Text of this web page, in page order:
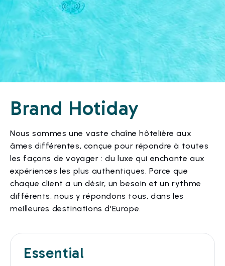
Brand Hotiday
Nous sommes une vaste chaîne hôtelière aux
âmes différentes, conçue pour répondre à toutes
les façons de voyager : du luxe qui enchante aux
expériences les plus authentiques. Parce que
chaque client a un désir, un besoin et un rythme
différents, nous y répondons tous, dans les
meilleures destinations d'Europe.
Essential